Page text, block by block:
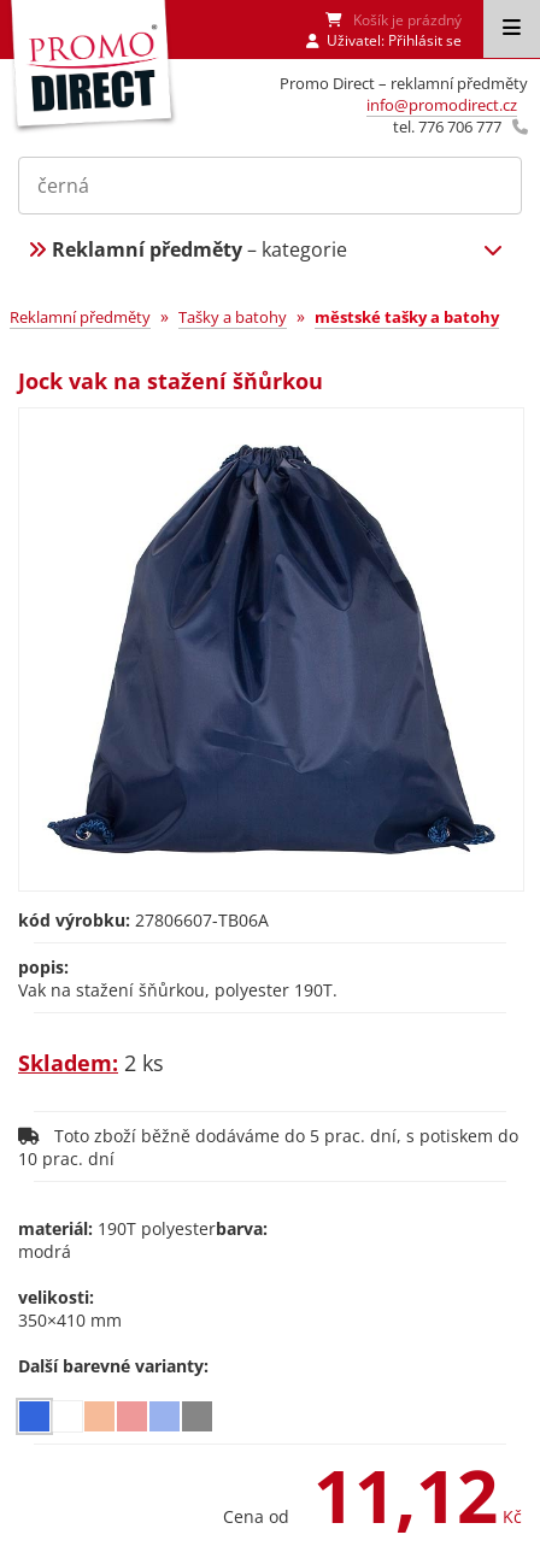
Promo Direct – reklamní předměty
info@promodirect.cz
tel. 776 706 777
Košík je prázdný
Uživatel: Přihlásit se
Reklamní předměty– kategorie
Reklamní předměty » Tašky a batohy » městské tašky a batohy
Jock vak na stažení šňůrkou
kód výrobku: 27806607-TB06A
popis:
Vak na stažení šňůrkou, polyester 190T.
Skladem: 2 ks
Toto zboží běžně dodáváme do 5 prac. dní, s potiskem do
10 prac. dní
materiál: 190T polyesterbarva:
modrá
velikosti:
350×410 mm
Další barevné varianty:
Cena od 11,12 Kč